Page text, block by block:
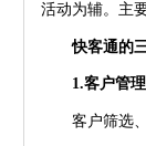
活动为辅。主
快客通的
1.客户管理
客户筛选